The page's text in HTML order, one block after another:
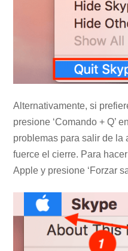
Alternativamente, si
presione ‘Comando + Q’
problemas para salir de la
fuerce el cierre. Para
Apple y presione ‘Forzar